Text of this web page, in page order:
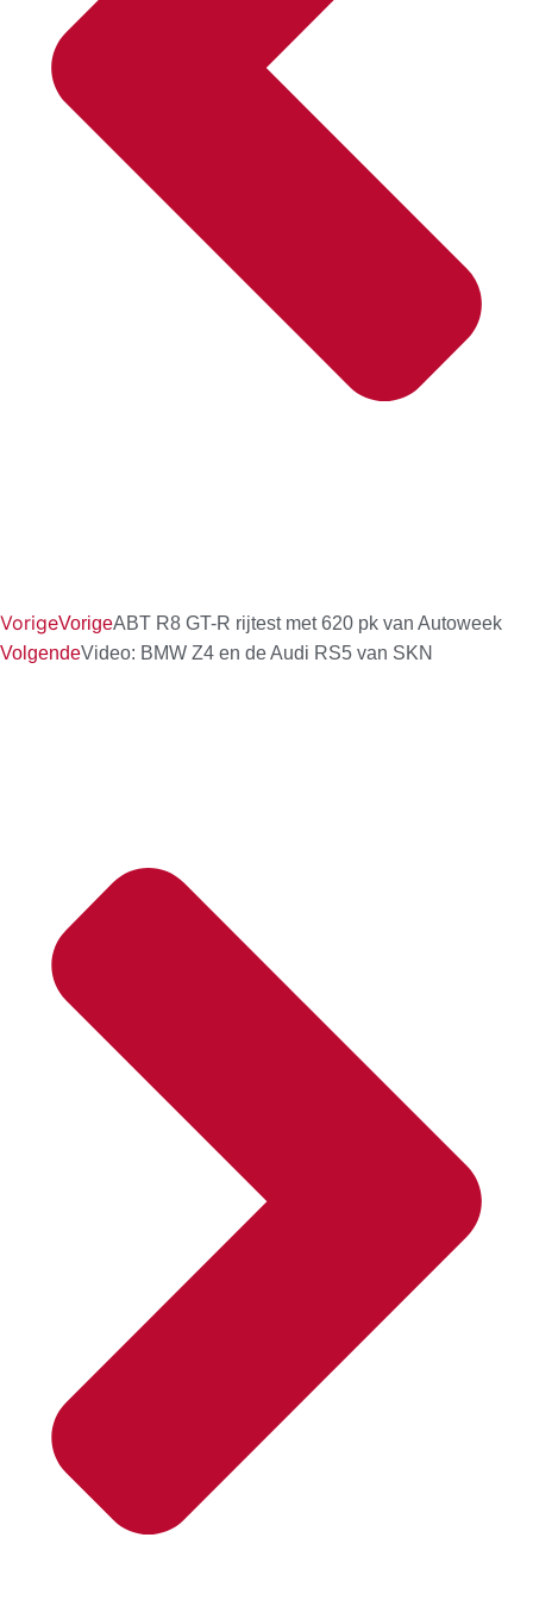
VorigeVorigeABT R8 GT-R rijtest met 620 pk van Autoweek
VolgendeVideo: BMW Z4 en de Audi RS5 van SKN